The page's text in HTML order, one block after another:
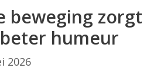
beweging zorgt
humeur
2026